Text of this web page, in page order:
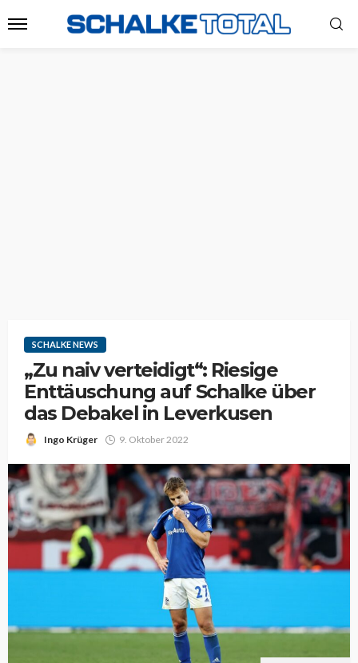
SCHALKE NEWS
„Zu naiv verteidigt“: Riesige
Enttäuschung auf Schalke über
das Debakel in Leverkusen
Ingo Krüger 9. Oktober 2022